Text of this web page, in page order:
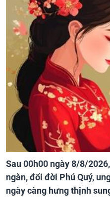
Sau 00h00 ngày 8/8/
ngàn, đổi đời Phú Quý,
ngày càng hưng thịnh